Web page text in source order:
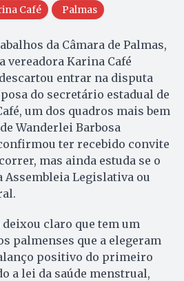
Café Palmas
da Câmara de Palmas,
vereadora Karina Café
entrar na disputa
do secretário estadual de
um dos quadros mais bem
Wanderlei Barbosa
ter recebido convite
mas ainda estuda se o
Assembleia Legislativa ou
claro que tem um
palmenses que a elegeram
positivo do primeiro
a lei da saúde menstrual,